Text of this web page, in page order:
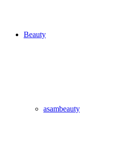
Beauty
asambeauty